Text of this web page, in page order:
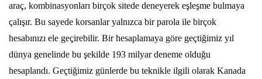
araç, kombinasyonları birçok sitede deneyerek eşleşme bulmaya
çalışır. Bu sayede korsanlar yalnızca bir parola ile birçok
hesabınızı ele geçirebilir. Bir hesaplamaya göre geçtiğimiz yıl
dünya genelinde bu şekilde 193 milyar deneme olduğu
hesaplandı. Geçtiğimiz günlerde bu teknikle ilgili olarak Kanada